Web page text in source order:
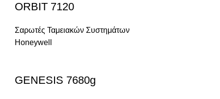
ORBIT 7120
Σαρωτές Ταμειακών Συστημάτων
Honeywell
GENESIS 7680g